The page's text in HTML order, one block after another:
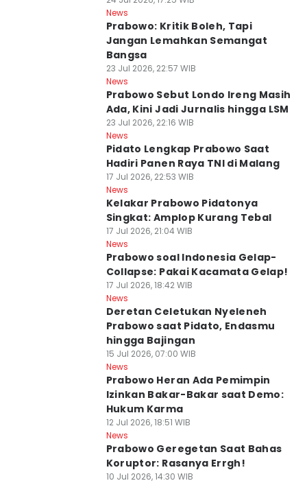
News
Prabowo: Kritik Boleh, Tapi
Jangan Lemahkan Semangat
Bangsa
23 Jul 2026, 22:57 WIB
News
Prabowo Sebut Londo Ireng Masih
Ada, Kini Jadi Jurnalis hingga LSM
23 Jul 2026, 22:16 WIB
News
Pidato Lengkap Prabowo Saat
Hadiri Panen Raya TNI di Malang
17 Jul 2026, 22:53 WIB
News
Kelakar Prabowo Pidatonya
Singkat: Amplop Kurang Tebal
17 Jul 2026, 21:04 WIB
News
Prabowo soal Indonesia Gelap-
Collapse: Pakai Kacamata Gelap!
17 Jul 2026, 18:42 WIB
News
Deretan Celetukan Nyeleneh
Prabowo saat Pidato, Endasmu
hingga Bajingan
15 Jul 2026, 07:00 WIB
News
Prabowo Heran Ada Pemimpin
Izinkan Bakar-Bakar saat Demo:
Hukum Karma
12 Jul 2026, 18:51 WIB
News
Prabowo Geregetan Saat Bahas
Koruptor: Rasanya Errgh!
10 Jul 2026, 14:30 WIB